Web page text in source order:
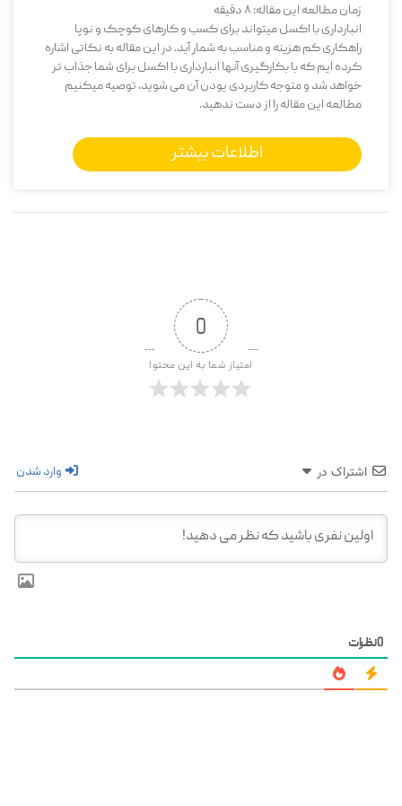
زمان مطالعه این مقاله:8دقیقه
انبارداری با اکسل میتواند برای کسب و کارهای کوچک و نوپا
راهکاری کم هزینه و مناسب به شمار آید. در این مقاله به نکاتی اشاره
کرده ایم که با بکارگیری آنها انبارداری با اکسل برای شما جذاب تر
خواهد شد و متوجه کاربردی یودن آن می شوید. توصیه میکنیم
مطالعه این مقاله را از دست ندهید.
اطلاعات بیشتر
0
امتیاز شما به این محتوا
اشتراک در وارد شدن
0نظرات